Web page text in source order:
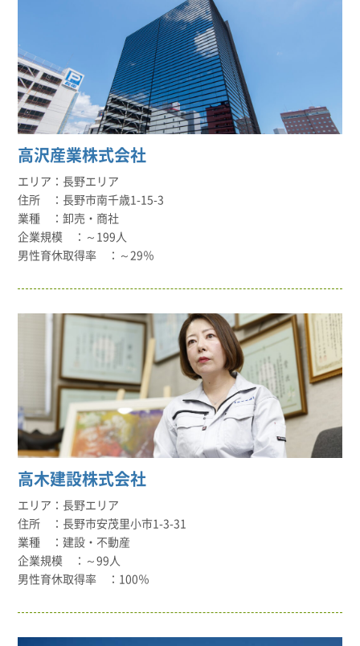
高沢産業株式会社
長野エリア
長野市南千歳1-15-3
卸売・商社
～199人
～29％
高木建設株式会社
長野エリア
長野市安茂里小市1-3-31
建設・不動産
～99人
100％